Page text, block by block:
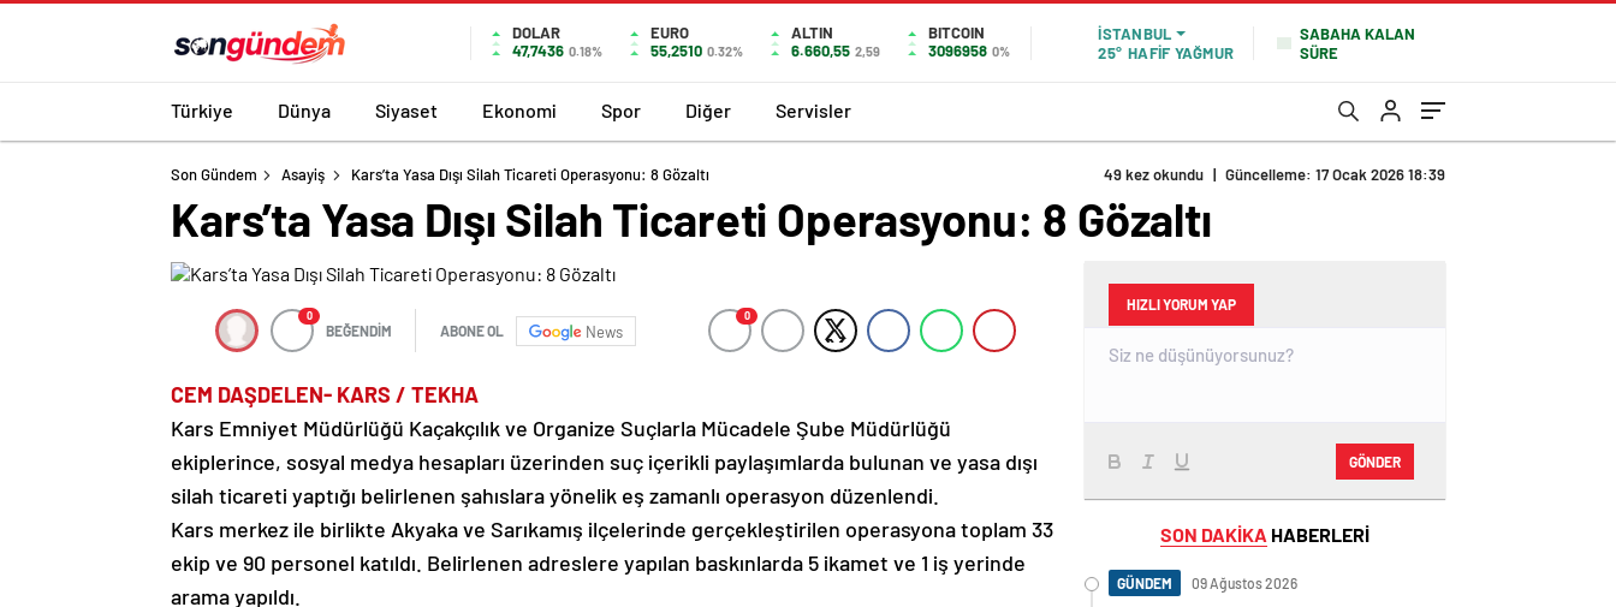
DOLAR
47,7436 0.18%
EURO
55,2510 0.32%
ALTIN
6.660,55 2,59
BITCOIN
3096958 0%
İSTANBUL
25° HAFİF YAĞMUR
SABAHA KALAN
SÜRE
Türkiye Dünya Siyaset Ekonomi Spor Diğer Servisler
Son Gündem Asayiş Kars’ta Yasa Dışı Silah Ticareti Operasyonu: 8 Gözaltı 49 kez okundu | Güncelleme: 17 Ocak 2026 18:39
Kars’ta Yasa Dışı Silah Ticareti Operasyonu: 8 Gözaltı
0
BEĞENDİM ABONE OL News
0
CEM DAŞDELEN- KARS / TEKHA
Kars Emniyet Müdürlüğü Kaçakçılık ve Organize Suçlarla Mücadele Şube Müdürlüğü
ekiplerince, sosyal medya hesapları üzerinden suç içerikli paylaşımlarda bulunan ve yasa dışı
silah ticareti yaptığı belirlenen şahıslara yönelik eş zamanlı operasyon düzenlendi.
Kars merkez ile birlikte Akyaka ve Sarıkamış ilçelerinde gerçekleştirilen operasyona toplam 33
ekip ve 90 personel katıldı. Belirlenen adreslere yapılan baskınlarda 5 ikamet ve 1 iş yerinde
arama yapıldı.
HIZLI YORUM YAP
GÖNDER
SON DAKİKA HABERLERİ
GÜNDEM 09 Ağustos 2026